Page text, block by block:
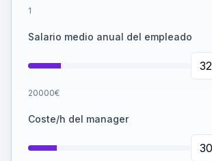
1
Salario medio anual del empleado
20000€
Coste/h del manager